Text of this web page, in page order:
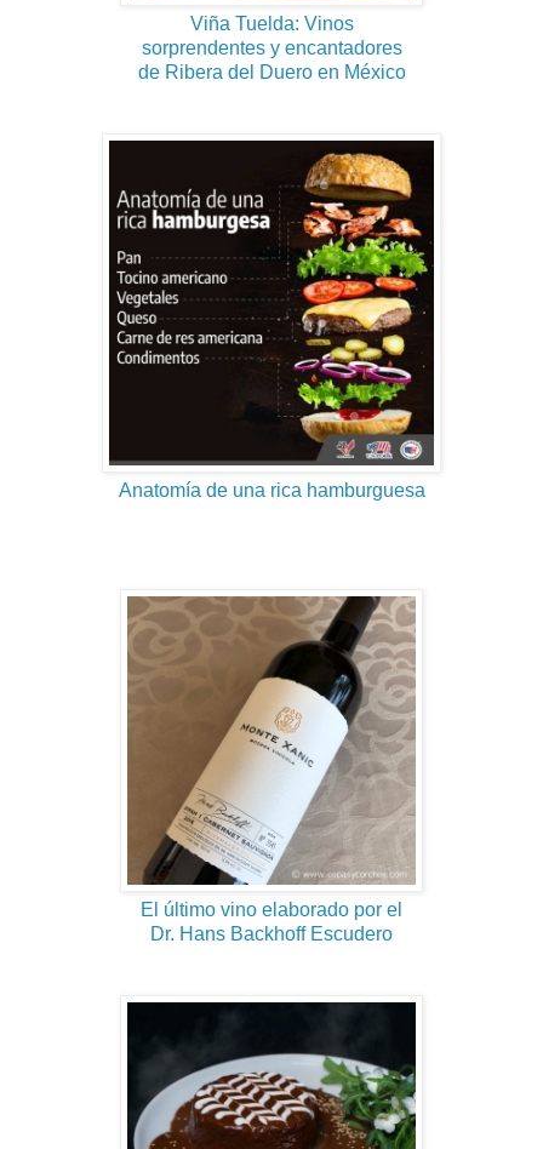
Viña Tuelda: Vinos
sorprendentes y encantadores
de Ribera del Duero en México
Anatomía de una rica hamburguesa
El último vino elaborado por el
Dr. Hans Backhoff Escudero